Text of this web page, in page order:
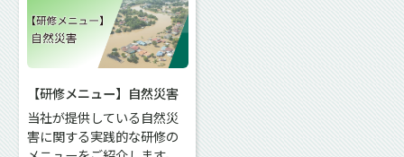
【研修メニュー】自然災害
当社が提供している自然災
害に関する実践的な研修の